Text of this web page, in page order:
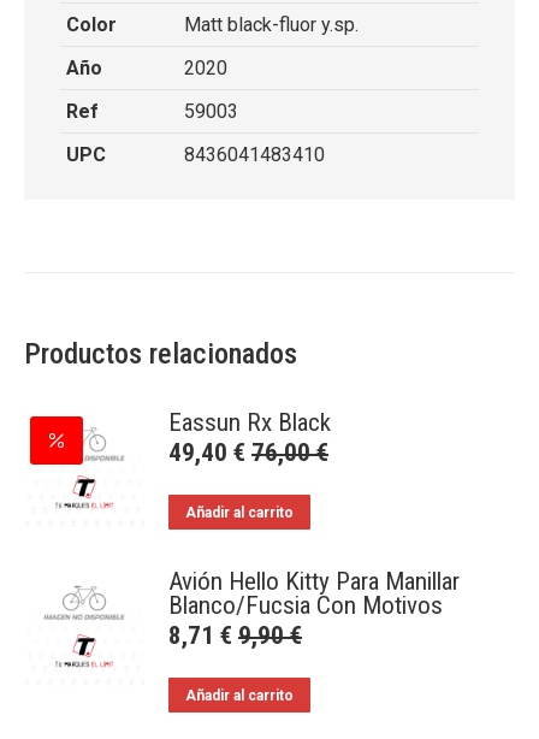
Color
Matt black-fluor y.sp.
Año
2020
Ref
59003
UPC
8436041483410
Productos relacionados
Eassun Rx Black
49,40 € 76,00€
Añadir al carrito
Avión Hello Kitty Para Manillar
Blanco/Fucsia Con Motivos
8,71 € 9,90€
Añadir al carrito